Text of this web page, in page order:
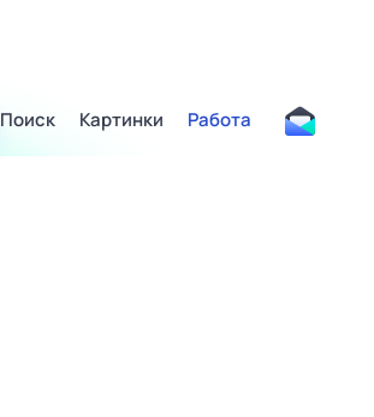
Поиск Картинки Работа